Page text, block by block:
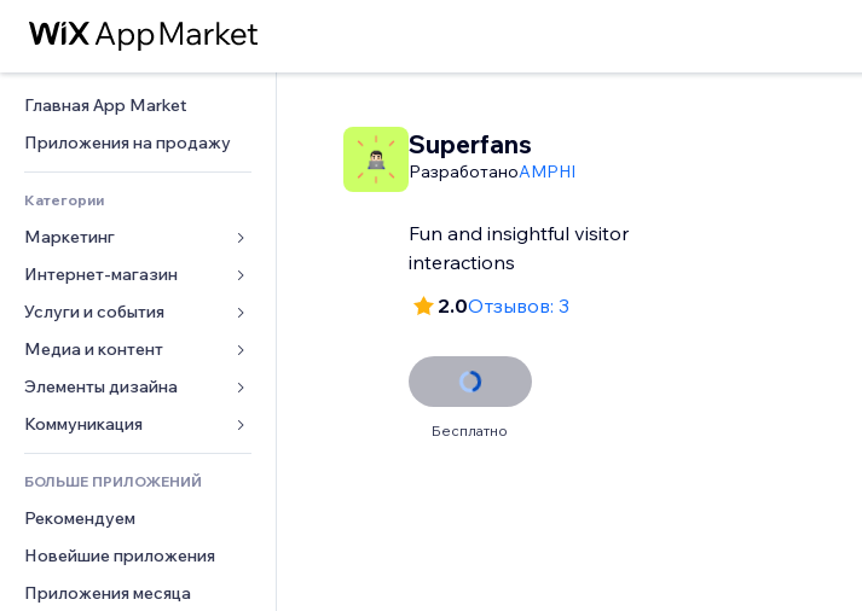
Главная App Market
Приложения на продажу
Категории
Маркетинг
Реклама
Моб. версия
Веб-аналитика
Списки сайтов
Эл. почта
Интернет-магазин
Приложения для магазинов
Доставка
Кнопки продаж
Бухгалтерский учет
Купоны и лояльность
Складские услуги
Услуги и события
Отели
События
Рестораны
Недвижимость
Онлайн-запись
Медиа и контент
Галерея
Музыка
Подкасты
Фотография
Видео
PDF
Обмен файлами
Элементы дизайна
Карты и навигация
Конфиденциальность и
безопасность
Часы
Формы
Опросы
Чат
Комментарии
БОЛЬШЕ ПРИЛОЖЕНИЙ
Рекомендуем
Новейшие приложения
Приложения месяца
Superfans
РазработаноAMPHI
Fun and insightful visitor
interactions
2.0Отзывов: 3
Бесплатно